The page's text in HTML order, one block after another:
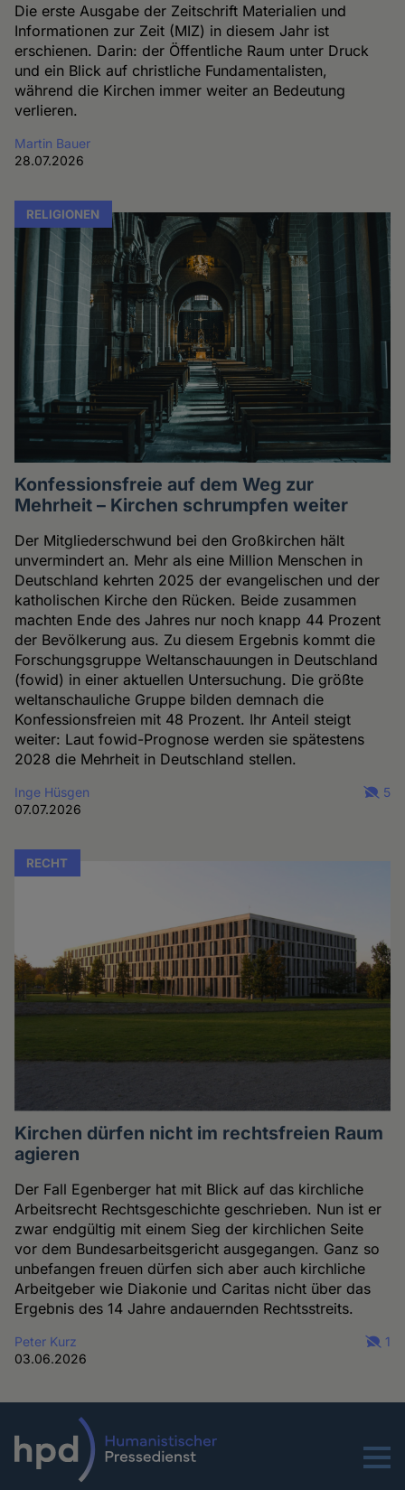
Die erste Ausgabe der Zeitschrift Materialien und
Informationen zur Zeit (MIZ) in diesem Jahr ist
erschienen. Darin: der Öffentliche Raum unter Druck
und ein Blick auf christliche Fundamentalisten,
während die Kirchen immer weiter an Bedeutung
verlieren.
Martin Bauer
28.07.2026
RELIGIONEN
Konfessionsfreie auf dem Weg zur
Mehrheit – Kirchen schrumpfen weiter
Der Mitgliederschwund bei den Großkirchen hält
unvermindert an. Mehr als eine Million Menschen in
Deutschland kehrten 2025 der evangelischen und der
katholischen Kirche den Rücken. Beide zusammen
machten Ende des Jahres nur noch knapp 44 Prozent
der Bevölkerung aus. Zu diesem Ergebnis kommt die
Forschungsgruppe Weltanschauungen in Deutschland
(fowid) in einer aktuellen Untersuchung. Die größte
weltanschauliche Gruppe bilden demnach die
Konfessionsfreien mit 48 Prozent. Ihr Anteil steigt
weiter: Laut fowid-Prognose werden sie spätestens
2028 die Mehrheit in Deutschland stellen.
Inge Hüsgen
07.07.2026
5
RECHT
Kirchen dürfen nicht im rechtsfreien Raum
agieren
Der Fall Egenberger hat mit Blick auf das kirchliche
Arbeitsrecht Rechtsgeschichte geschrieben. Nun ist er
zwar endgültig mit einem Sieg der kirchlichen Seite
vor dem Bundesarbeitsgericht ausgegangen. Ganz so
unbefangen freuen dürfen sich aber auch kirchliche
Arbeitgeber wie Diakonie und Caritas nicht über das
Ergebnis des 14 Jahre andauernden Rechtsstreits.
Peter Kurz
03.06.2026
1
Menu